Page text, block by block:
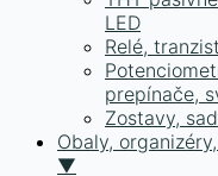
LED
Relé,
prepínače,
Zostavy,
Obaly,
▼